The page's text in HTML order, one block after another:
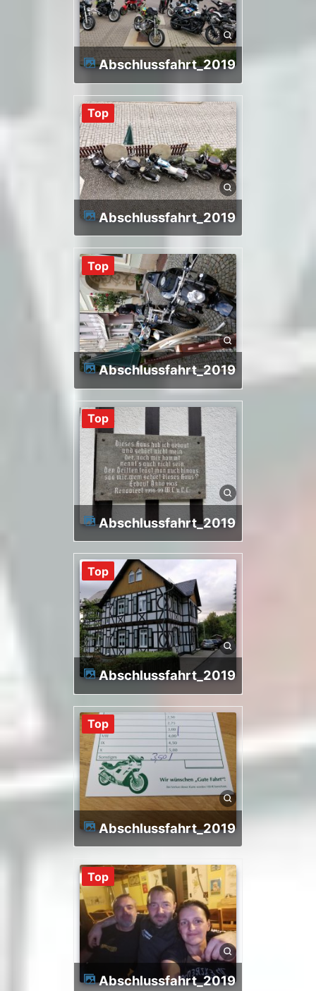
Abschlussfahrt_2019
Top
Abschlussfahrt_2019
Top
Abschlussfahrt_2019
Top
Abschlussfahrt_2019
Top
Abschlussfahrt_2019
Top
Abschlussfahrt_2019
Top
Abschlussfahrt_2019